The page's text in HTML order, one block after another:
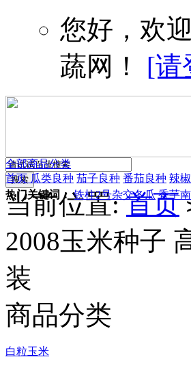
您好，欢
蔬网！ [请
热门关键词： 铁柱2号杂交冬瓜 香芋
全部商品分类
首页 瓜类良种 茄子良种 番茄良种 辣
当前位置:首页
2008玉米种子
装
商品分类
白粒玉米